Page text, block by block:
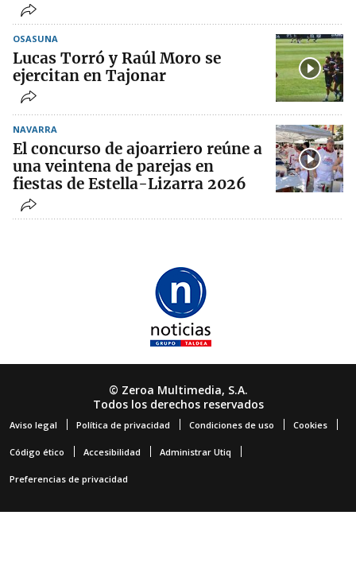
OSASUNA
Lucas Torró y Raúl Moro se
ejercitan en Tajonar
NAVARRA
El concurso de ajoarriero reúne a
una veintena de parejas en
fiestas de Estella-Lizarra 2026
© Zeroa Multimedia, S.A.
Todos los derechos reservados
Aviso legal Política de privacidad Condiciones de uso Cookies
Código ético Accesibilidad Administrar Utiq
Preferencias de privacidad